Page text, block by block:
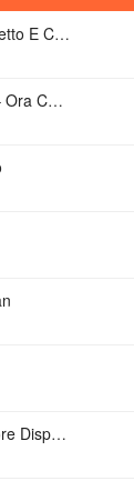
Sal Da Vinci – Rossetto E Caffè
Cesare Cremonini – Ora Che Non Ho Più Te
Achille Lauro – Amore Disperato